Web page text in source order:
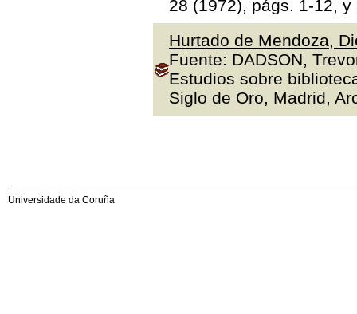
28 (1972), págs. 1-12,
Hurtado de Mendoza,
Fuente: DADSON,
Estudios sobre
Siglo de Oro, Madrid,
Universidade da Coruña